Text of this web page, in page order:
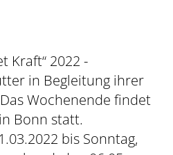
Kraft“ 2022 -
in Begleitung ihrer
Wochenende findet
Bonn statt.
bis Sonntag,